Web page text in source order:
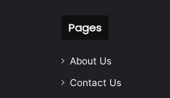
Pages
About Us
Contact Us